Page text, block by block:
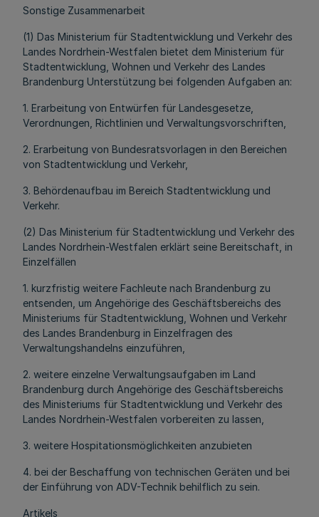
Sonstige Zusammenarbeit
(1) Das Ministerium für Stadtentwicklung und Verkehr des
Landes Nordrhein-Westfalen bietet dem Ministerium für
Stadtentwicklung, Wohnen und Verkehr des Landes
Brandenburg Unterstützung bei folgenden Aufgaben an:
1. Erarbeitung von Entwürfen für Landesgesetze,
Verordnungen, Richtlinien und Verwaltungsvorschriften,
2. Erarbeitung von Bundesratsvorlagen in den Bereichen
von Stadtentwicklung und Verkehr,
3. Behördenaufbau im Bereich Stadtentwicklung und
Verkehr.
(2) Das Ministerium für Stadtentwicklung und Verkehr des
Landes Nordrhein-Westfalen erklärt seine Bereitschaft, in
Einzelfällen
1. kurzfristig weitere Fachleute nach Brandenburg zu
entsenden, um Angehörige des Geschäftsbereichs des
Ministeriums für Stadtentwicklung, Wohnen und Verkehr
des Landes Brandenburg in Einzelfragen des
Verwaltungshandelns einzuführen,
2. weitere einzelne Verwaltungsaufgaben im Land
Brandenburg durch Angehörige des Geschäftsbereichs
des Ministeriums für Stadtentwicklung und Verkehr des
Landes Nordrhein-Westfalen vorbereiten zu lassen,
3. weitere Hospitationsmöglichkeiten anzubieten
4. bei der Beschaffung von technischen Geräten und bei
der Einführung von ADV-Technik behilflich zu sein.
Artikels